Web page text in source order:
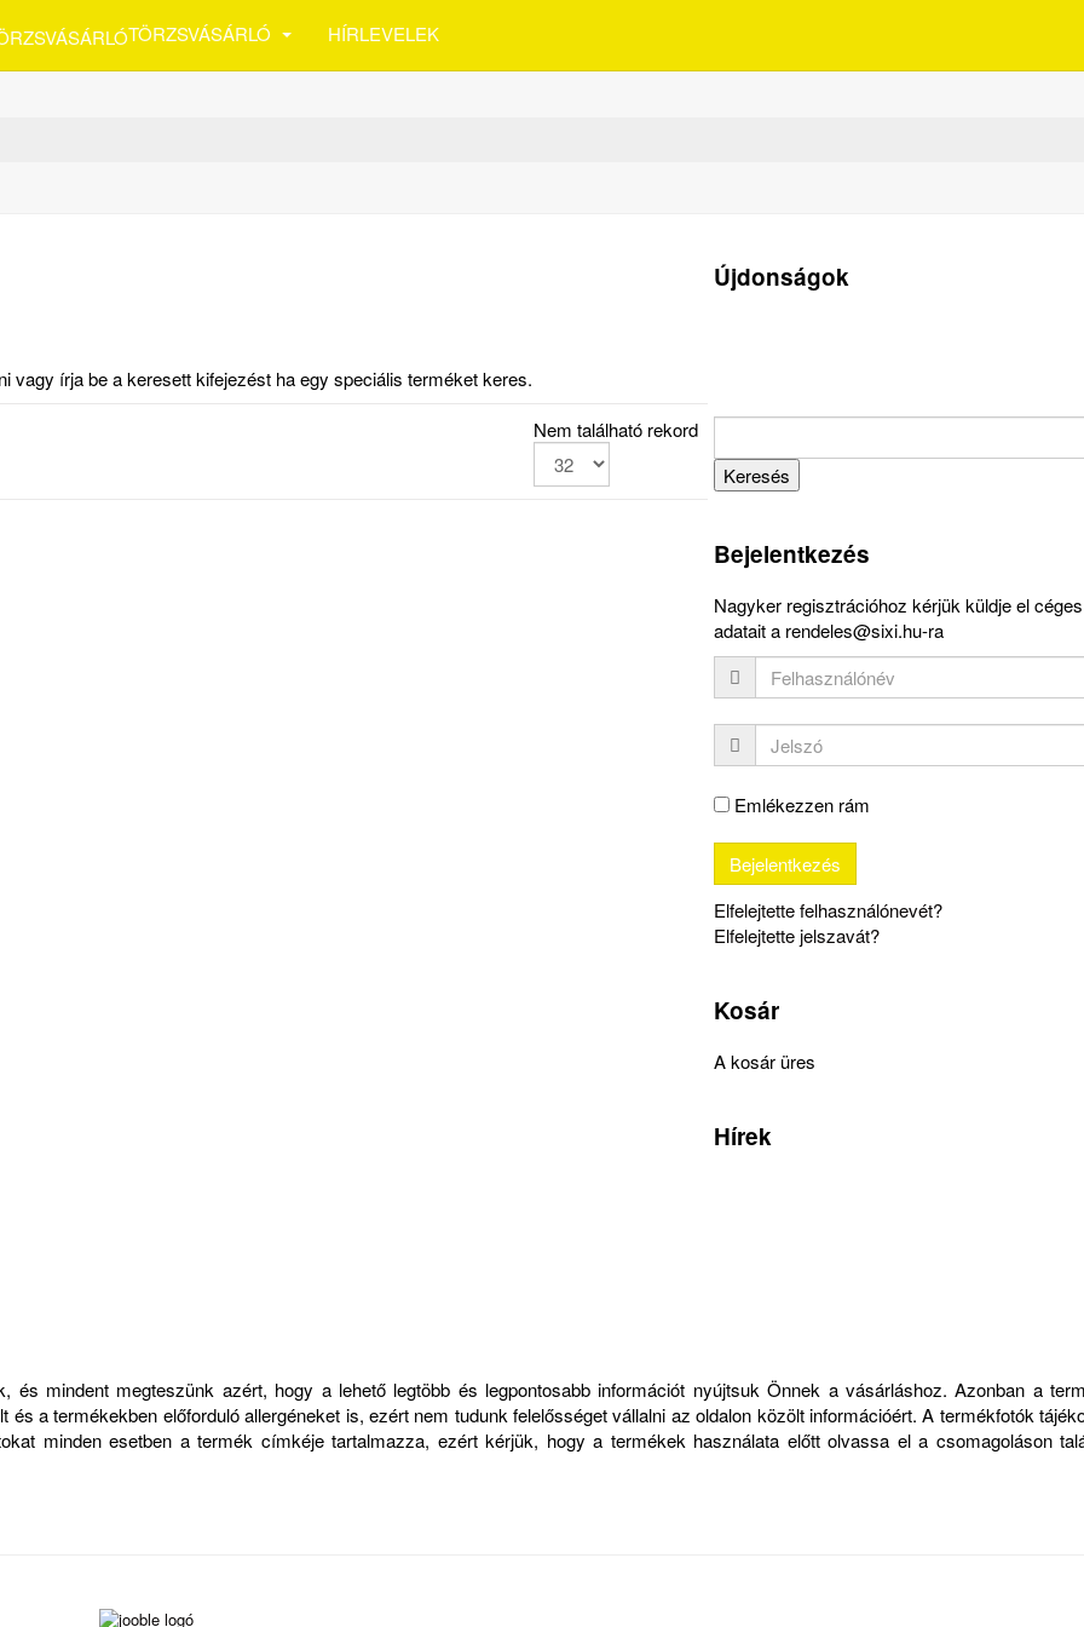
TÖRZSVÁSÁRLÓ HÍRLEVELEK
írja be a keresett kifejezést ha egy speciális terméket keres.
Nem található rekord
Újdonságok
Bejelentkezés
Nagyker regisztrációhoz kérjük küldje el céges
adatait a rendeles@sixi.hu-ra
Emlékezzen rám
Elfelejtette felhasználónevét?
Elfelejtette jelszavát?
Kosár
A kosár üres
Hírek
és mindent megteszünk azért, hogy a lehető legtöbb és legpontosabb információt nyújtsuk Önnek a vásárláshoz. Azonban a
a termékekben előforduló allergéneket is, ezért nem tudunk felelősséget vállalni az oldalon közölt információért. A termékfotók
minden esetben a termék címkéje tartalmazza, ezért kérjük, hogy a termékek használata előtt olvassa el a csomagoláson